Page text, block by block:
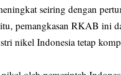
seiring dengan
pemangkasan RKAB ini
nikel Indonesia tetap